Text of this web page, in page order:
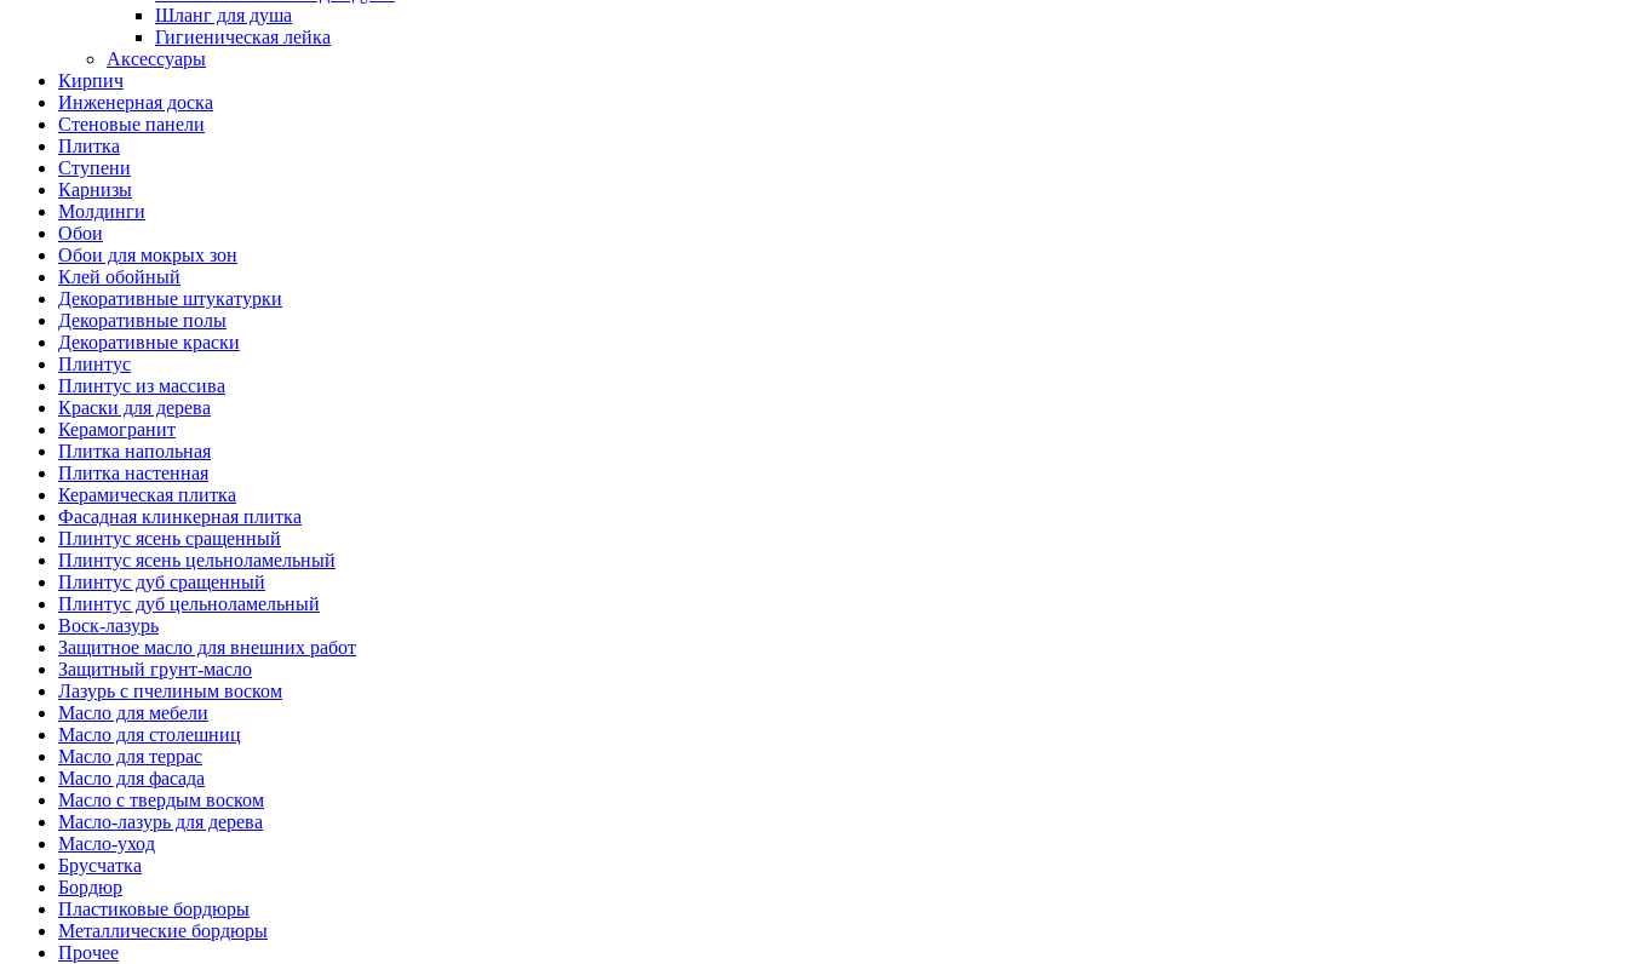
Шланг для душа
Гигиеническая лейка
Аксессуары
Кирпич
Инженерная доска
Стеновые панели
Плитка
Ступени
Карнизы
Молдинги
Обои
Обои для мокрых зон
Клей обойный
Декоративные штукатурки
Декоративные полы
Декоративные краски
Плинтус
Плинтус из массива
Краски для дерева
Керамогранит
Плитка напольная
Плитка настенная
Керамическая плитка
Фасадная клинкерная плитка
Плинтус ясень сращенный
Плинтус ясень цельноламельный
Плинтус дуб сращенный
Плинтус дуб цельноламельный
Воск-лазурь
Защитное масло для внешних работ
Защитный грунт-масло
Лазурь с пчелиным воском
Масло для мебели
Масло для столешниц
Масло для террас
Масло для фасада
Масло с твердым воском
Масло-лазурь для дерева
Масло-уход
Брусчатка
Бордюр
Пластиковые бордюры
Металлические бордюры
Прочее